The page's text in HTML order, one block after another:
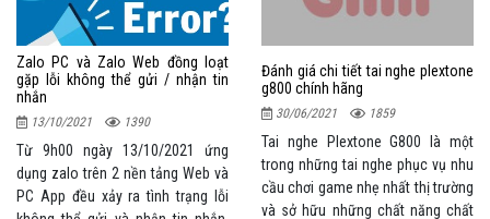
Zalo PC và Zalo Web đồng loạt
gặp lỗi không thể gửi / nhận tin
nhắn
13/10/2021 1390
Từ 9h00 ngày 13/10/2021 ứng
dụng zalo trên 2 nền tảng Web và
PC App đều xảy ra tình trạng lỗi
Đánh giá chi tiết tai nghe plextone
g800 chính hãng
30/06/2021 1859
Tai nghe Plextone G800 là một
trong những tai nghe phục vụ nhu
cầu chơi game nhẹ nhất thị trường
và sở hữu những chất năng chất